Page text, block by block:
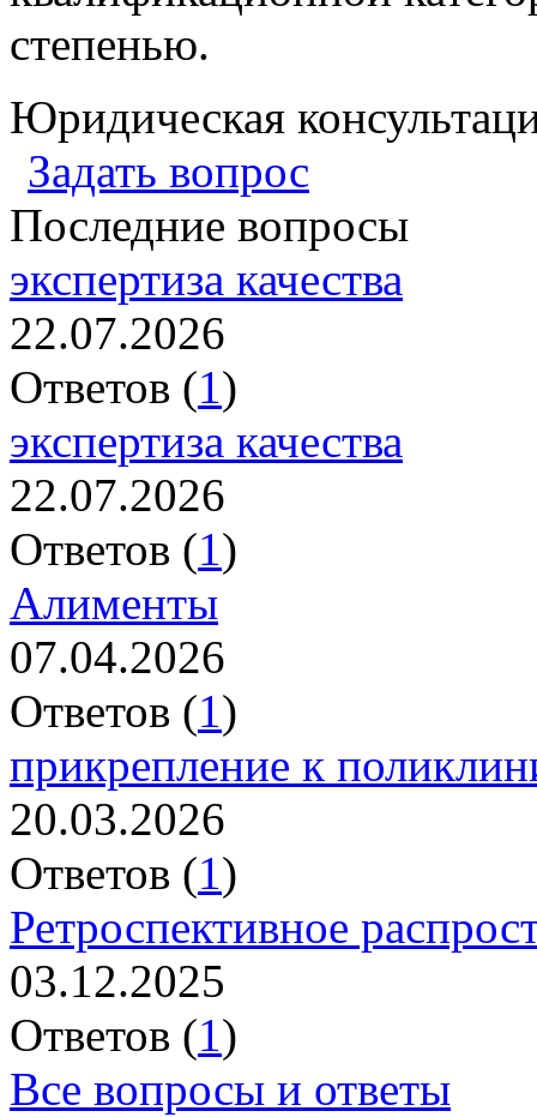
степенью.
Юридическая
Задать вопрос
Последние вопросы
экспертиза качества
22.07.2026
Ответов (1)
экспертиза качества
22.07.2026
Ответов (1)
Алименты
07.04.2026
Ответов (1)
прикрепление к
20.03.2026
Ответов (1)
Ретроспективное
03.12.2025
Ответов (1)
Все вопросы и ответы